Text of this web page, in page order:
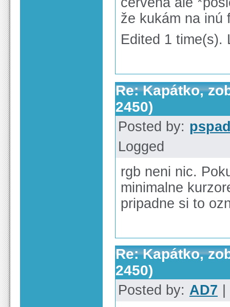
že kukám na
Edited 1 time(s).
Re: Kapátko,
2450)
Posted by:
Logged
rgb neni nic.
minimalne
pripadne si to
Re: Kapátko,
2450)
Posted by: AD7